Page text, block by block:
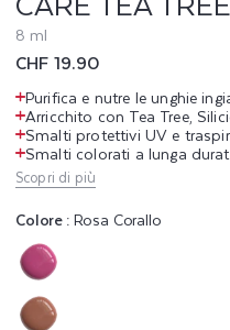
I
E
C
O
L
O
8 ml
Prezzo
di
listino
CHF 19.90
Purifica e nutre le unghie
Arricchito con Tea Tree,
Smalti protettivi UV e
Smalti colorati a lunga
Scopri di più
Colore :Rosa Corallo
Variante
esaurita